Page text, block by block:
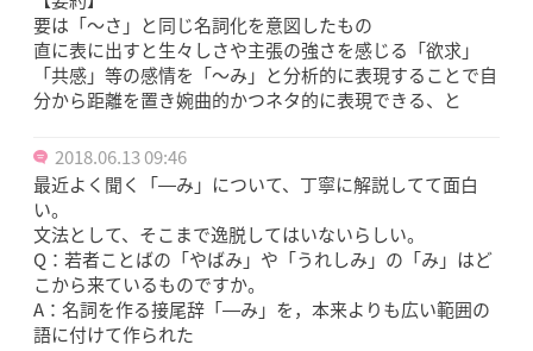
要は「～さ」と同じ名詞化を意図したもの
直に表に出すと生々しさや主張の強さを感じる「欲求」
「共感」等の感情を「～み」と分析的に表現することで自
分から距離を置き婉曲的かつネタ的に表現できる、と
2018.06.13 09:46
最近よく聞く「―み」について、丁寧に解説してて面白
い。
文法として、そこまで逸脱してはいないらしい。
Q：若者ことばの「やばみ」や「うれしみ」の「み」はど
こから来ているものですか。
A：名詞を作る接尾辞「―み」を，本来よりも広い範囲の
語に付けて作られた